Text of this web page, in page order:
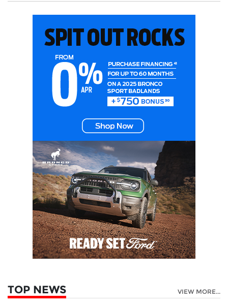
TOP NEWS VIEW MORE...